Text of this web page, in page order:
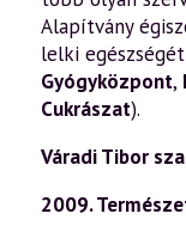
Alapítvány
lelki
Gyógyközpont,
Cukrászat).
Váradi Tibor
2009.